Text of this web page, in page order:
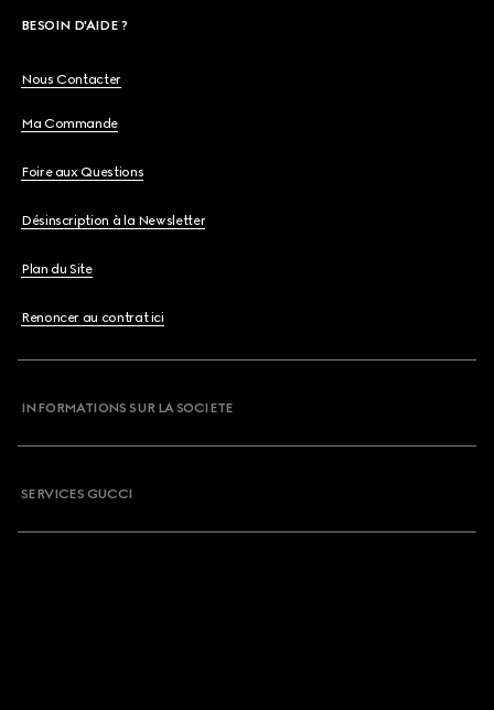
BESOIN D'AIDE ?
Nous Contacter
Ma Commande
Foire aux Questions
Désinscription à la Newsletter
Plan du Site
Renoncer au contrat ici
INFORMATIONS SUR LA SOCIETE
SERVICES GUCCI